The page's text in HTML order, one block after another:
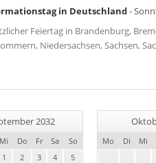
in Deutschland-
Feiertag in Brandenburg,
Niedersachsen, Sachsen,
2032
Mi Do Fr Sa
So
1
2 3 4
5
Mo Di Mi